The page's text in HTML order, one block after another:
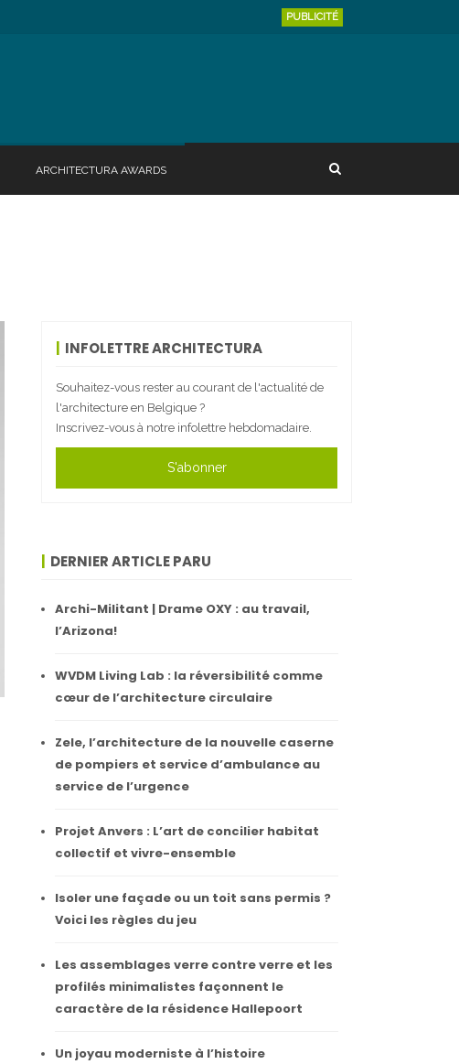
PUBLICITÉ
ARCHITECTURA AWARDS
INFOLETTRE ARCHITECTURA
Souhaitez-vous rester au courant de l'actualité de
l'architecture en Belgique ?
Inscrivez-vous à notre infolettre hebdomadaire.
S'abonner
DERNIER ARTICLE PARU
Archi-Militant | Drame OXY : au travail,
l’Arizona!
WVDM Living Lab : la réversibilité comme
cœur de l’architecture circulaire
Zele, l’architecture de la nouvelle caserne
de pompiers et service d’ambulance au
service de l’urgence
Projet Anvers : L’art de concilier habitat
collectif et vivre-ensemble
Isoler une façade ou un toit sans permis ?
Voici les règles du jeu
Les assemblages verre contre verre et les
profilés minimalistes façonnent le
caractère de la résidence Hallepoort
Un joyau moderniste à l’histoire